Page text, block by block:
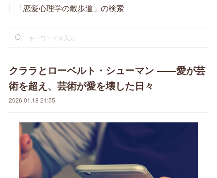
「恋愛心理学の散歩道」の検索
クララとローベルト・シューマン ――愛が芸
術を超え、芸術が愛を壊した日々
2026.01.18 21:55